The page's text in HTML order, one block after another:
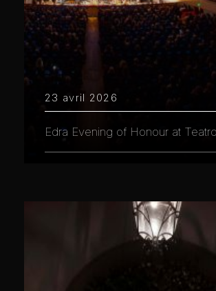
23 avril 2026
Edra Evening of Honour at